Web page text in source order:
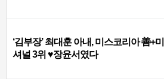
‘김부장’ 최대훈 아내, 미스코리아 善+
셔널 3위 ♥장윤서였다